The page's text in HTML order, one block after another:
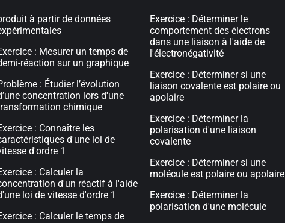
à partir de données
: Mesurer un temps de
réaction sur un graphique
: Étudier l’évolution
concentration lors d'une
chimique
: Connaître les
d'une loi de
d'ordre 1
: Calculer la
d'un réactif à l'aide
loi de vitesse d'ordre 1
: Calculer le temps de
Exercice : Déterminer le
comportement des électrons
dans une liaison à l'aide de
l'électronégativité
Exercice : Déterminer si une
liaison covalente est polaire ou
apolaire
Exercice : Déterminer la
polarisation d'une liaison
covalente
Exercice : Déterminer si une
molécule est polaire ou apolaire
Exercice : Déterminer la
polarisation d'une molécule